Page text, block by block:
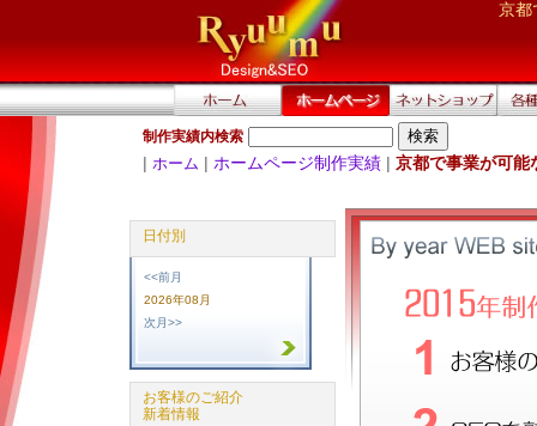
京都
制作実績内検索
| ホーム | ホームページ制作実績 | 京都で事業が可
日付別
<<前月
2026年08月
次月>>
お客様のご紹介
新着情報